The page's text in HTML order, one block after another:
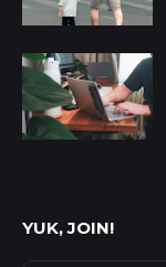
YUK, JOIN!